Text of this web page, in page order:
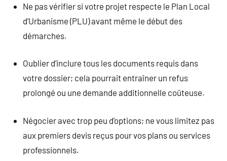
Ne pas vérifier si votre projet respecte le Plan Local
d’Urbanisme (PLU) avant même le début des
démarches.
Oublier d’inclure tous les documents requis dans
votre dossier; cela pourrait entraîner un refus
prolongé ou une demande additionnelle coûteuse.
Négocier avec trop peu d’options; ne vous limitez pas
aux premiers devis reçus pour vos plans ou services
professionnels.